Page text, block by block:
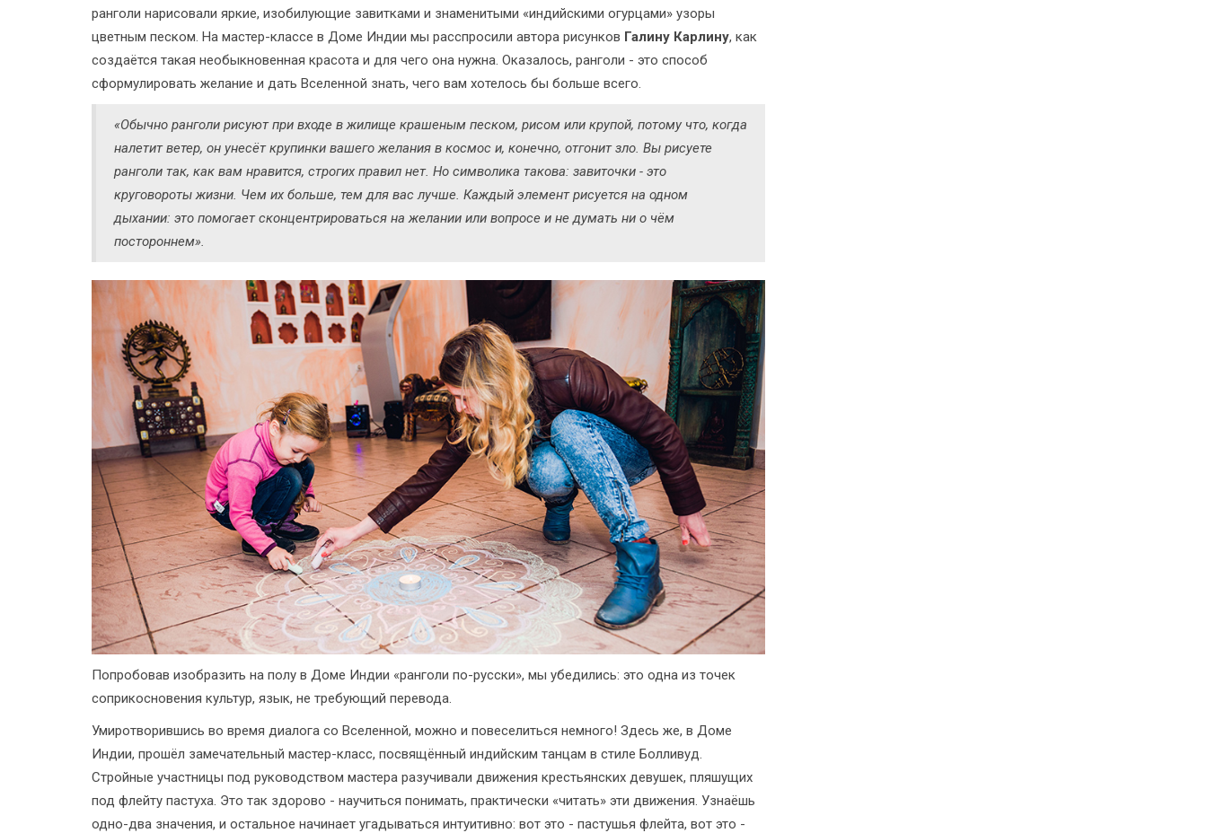
ранголи нарисовали яркие, изобилующие завитками и знаменитыми «индийскими огурцами» узоры
цветным песком. На мастер-классе в Доме Индии мы расспросили автора рисунков Галину Карлину, как
создаётся такая необыкновенная красота и для чего она нужна. Оказалось, ранголи - это способ
сформулировать желание и дать Вселенной знать, чего вам хотелось бы больше всего.
«Обычно ранголи рисуют при входе в жилище крашеным песком, рисом или крупой, потому что, когда
налетит ветер, он унесёт крупинки вашего желания в космос и, конечно, отгонит зло. Вы рисуете
ранголи так, как вам нравится, строгих правил нет. Но символика такова: завиточки - это
круговороты жизни. Чем их больше, тем для вас лучше. Каждый элемент рисуется на одном
дыхании: это помогает сконцентрироваться на желании или вопросе и не думать ни о чём
постороннем».
Попробовав изобразить на полу в Доме Индии «ранголи по-русски», мы убедились: это одна из точек
соприкосновения культур, язык, не требующий перевода.
Умиротворившись во время диалога со Вселенной, можно и повеселиться немного! Здесь же, в Доме
Индии, прошёл замечательный мастер-класс, посвящённый индийским танцам в стиле Болливуд.
Стройные участницы под руководством мастера разучивали движения крестьянских девушек, пляшущих
под флейту пастуха. Это так здорово - научиться понимать, практически «читать» эти движения. Узнаёшь
одно-два значения, и остальное начинает угадываться интуитивно: вот это - пастушья флейта, вот это -